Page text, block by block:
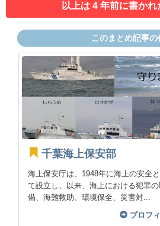
以上は 4 年前に書か
このまとめ記事の
千葉海上保安部
海上保安庁は、1948年に海上の安全
て設立し、以来、海上における犯罪
備、海難救助、環境保全、災害対...
プロフ